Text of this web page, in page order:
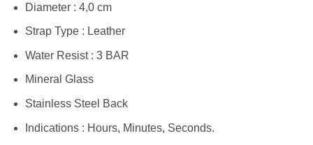
Diameter : 4,0 cm
Strap Type : Leather
Water Resist : 3 BAR
Mineral Glass
Stainless Steel Back
Indications : Hours, Minutes, Seconds.